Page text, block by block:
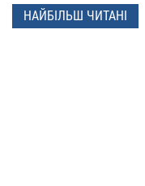
15 квiтня 16:04
Meta
для спілкування зі
НАЙБІЛЬШ ЧИТАНІ